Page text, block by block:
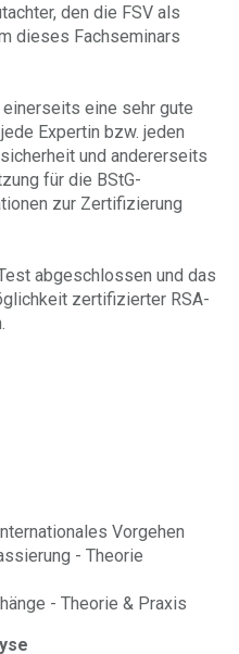
den die FSV als
dieses Fachseminars
eine sehr gute
Expertin bzw. jeden
und andererseits
für die BStG-
zur Zertifizierung
abgeschlossen und das
zertifizierter RSA-
Vorgehen
- Theorie
- Theorie & Praxis